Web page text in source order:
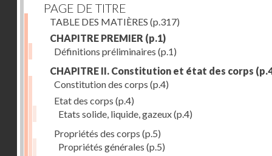
PAGE DE TITRE
TABLE DES MATIÈRES (p.317)
CHAPITRE PREMIER (p.1)
Définitions préliminaires (p.1)
CHAPITRE II. Constitution et état des corps
Constitution des corps (p.4)
Etat des corps (p.4)
Etats solide, liquide, gazeux(p.4)
Propriétés des corps (p.5)
Propriétés générales (p.5)